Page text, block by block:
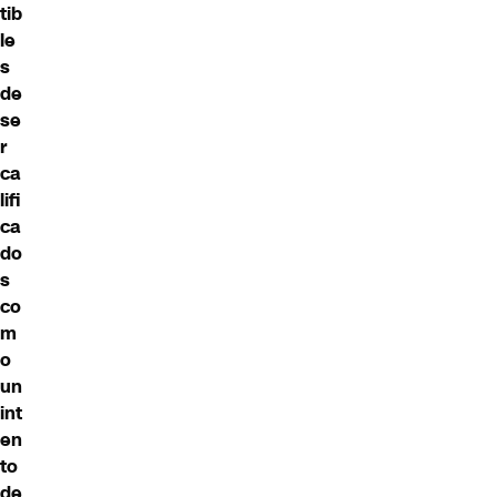
tib
le
s
de
se
r
ca
lifi
ca
do
s
co
m
o
un
int
en
to